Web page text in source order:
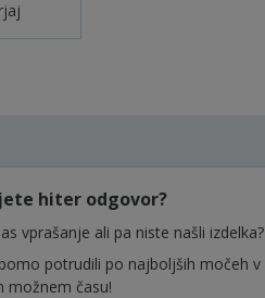
hiter odgovor?
vprašanje ali pa niste našli izdelka?
potrudili po najboljših močeh v
možnem času!